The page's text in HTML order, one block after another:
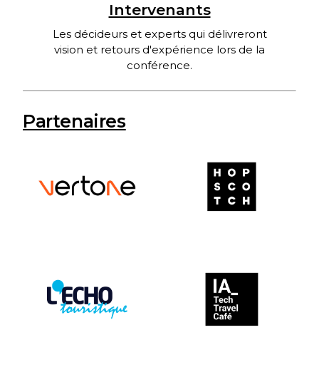
Intervenants
Les décideurs et experts qui délivreront
vision et retours d'expérience lors de la
conférence.
Partenaires